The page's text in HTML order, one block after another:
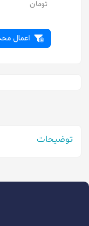
توشیبا
دیاموند
روندا
اعمال
توضیحات